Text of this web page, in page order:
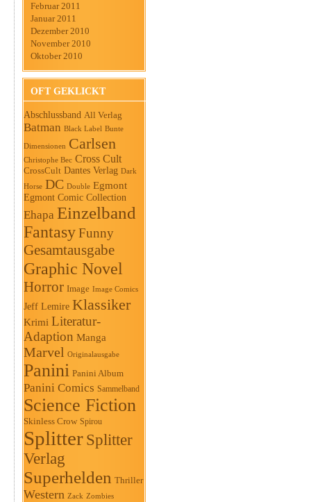
Februar 2011
Januar 2011
Dezember 2010
November 2010
Oktober 2010
OFT GEKLICKT
Abschlussband All Verlag
Batman Black Label Bunte
Dimensionen Carlsen
Christophe Bec Cross Cult
CrossCult Dantes Verlag Dark
Horse DC Double Egmont
Egmont Comic Collection
Ehapa Einzelband
FantasyFunny
Gesamtausgabe
Graphic Novel
Horror Image Image Comics
Jeff Lemire Klassiker
Krimi Literatur-
Adaption Manga
Marvel Originalausgabe
Panini Panini Album
Panini Comics Sammelband
Science Fiction
Skinless Crow Spirou
Splitter Splitter
Verlag
Superhelden Thriller
Western Zack Zombies